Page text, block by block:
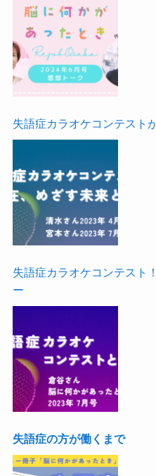
失語症カラオケコンテスト
失語症カラオケコンテスト
ー
失語症の方が働くまで